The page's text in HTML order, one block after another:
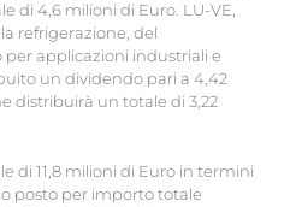
di 4,6 milioni di Euro. LU-VE,
refrigerazione, del
applicazioni industriali e
un dividendo pari a 4,42
distribuirà un totale di 3,22
di 11,8 milioni di Euro in termini
posto per importo totale